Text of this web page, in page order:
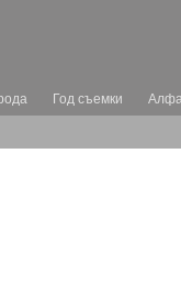
Год съемки